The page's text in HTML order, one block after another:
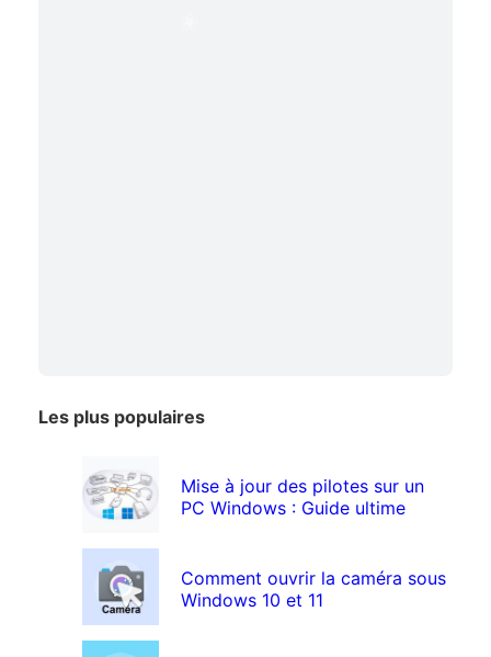
Les plus populaires
Mise à jour des pilotes sur un
PC Windows : Guide ultime
Comment ouvrir la caméra sous
Windows 10 et 11